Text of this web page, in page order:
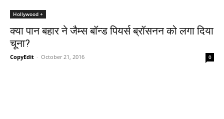
Hollywood +
क्‍या पान बहार ने जैम्स बॉन्‍ड पियर्स ब्रॉसनन को लगा दिया
चूना?
CopyEdit - October 21, 2016 0